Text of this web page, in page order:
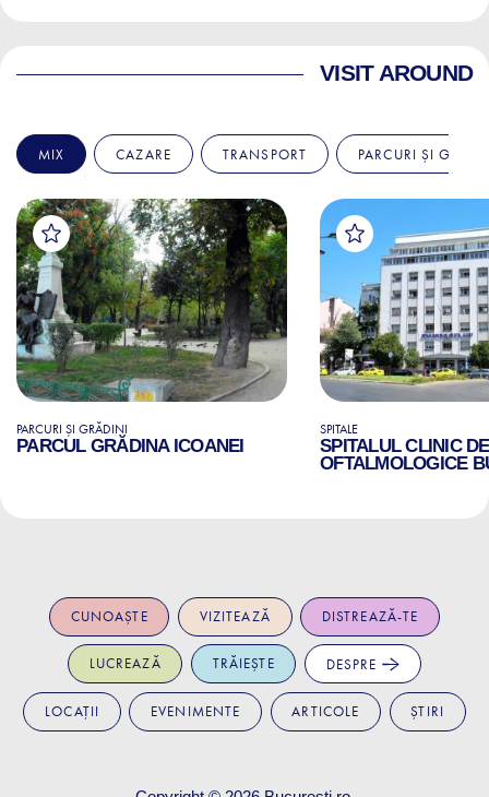
VISIT AROUND
MIX CAZARE TRANSPORT PARCURI ȘI
PARCURI ȘI GRĂDINI
PARCUL GRĂDINA ICOANEI
SPITALE
SPITALUL CLINIC
OFTALMOLOGICE
CUNOAȘTE VIZITEAZĂ DISTREAZĂ-TE
LUCREAZĂ TRĂIEȘTE DESPRE
LOCAȚII EVENIMENTE ARTICOLE ȘTIRI